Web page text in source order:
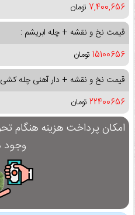
7,400,656 تومان
قیمت نخ و نقشه + چله ابریشم :
15100656 تومان
قیمت نخ و نقشه + دار آهنی چله کشی
22400656 تومان
امکان پرداخت هزینه هنگام
وجود